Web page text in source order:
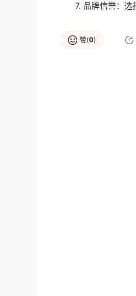
7. 品牌信誉：选
赞(0)